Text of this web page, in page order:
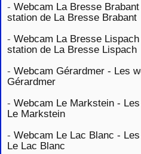
- Webcam La Bresse
station de La Bresse Brabant
- Webcam La Bresse
station de La Bresse Lispach
- Webcam Gérardmer - Les
Gérardmer
- Webcam Le Markstein -
Le Markstein
- Webcam Le Lac Blanc -
Le Lac Blanc